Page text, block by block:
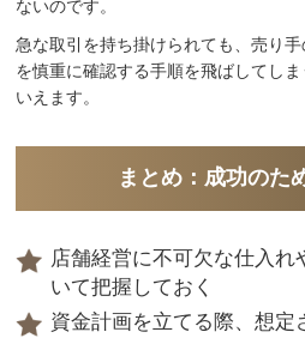
ないのです。
急な取引を持ち掛けられても、売り
を慎重に確認する手順を飛ばしてし
いえます。
まとめ：成功のた
店舗経営に不可欠な仕入れ
いて把握しておく
資金計画を立てる際、想定